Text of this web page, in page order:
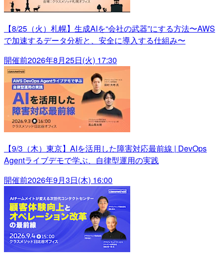
【8/25（火）札幌】生成AIを“会社の武器”にする方法〜AWS
で加速するデータ分析と、安全に導入する仕組み〜
開催前2026年8月25日(火) 17:30
【9/3（木）東京】AIを活用した障害対応最前線 | DevOps
Agentライブデモで学ぶ、自律型運用の実践
開催前2026年9月3日(木) 16:00